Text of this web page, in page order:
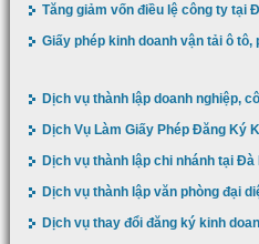
Tăng giảm vốn điều lệ công ty tại
Giấy phép kinh doanh vận tải ô tô,
Dịch vụ thành lập doanh nghiệp,
Dịch Vụ Làm Giấy Phép Đăng Ký
Dịch vụ thành lập chi nhánh tại Đà
Dịch vụ thành lập văn phòng đại
Dịch vụ thay đổi đăng ký kinh